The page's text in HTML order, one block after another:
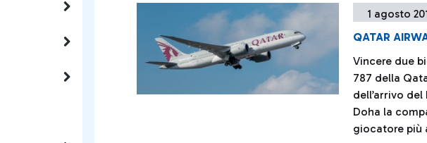
1 agosto
QATAR
Vincere due
787 della
dell’arrivo
Doha la
giocatore più